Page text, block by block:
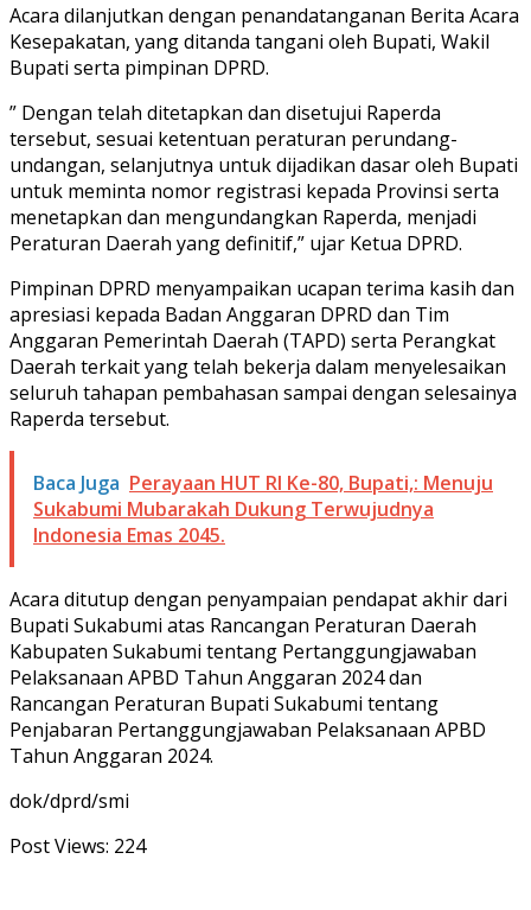
Acara dilanjutkan dengan penandatanganan Berita Acara
Kesepakatan, yang ditanda tangani oleh Bupati, Wakil
Bupati serta pimpinan DPRD.
” Dengan telah ditetapkan dan disetujui Raperda
tersebut, sesuai ketentuan peraturan perundang-
undangan, selanjutnya untuk dijadikan dasar oleh Bupati
untuk meminta nomor registrasi kepada Provinsi serta
menetapkan dan mengundangkan Raperda, menjadi
Peraturan Daerah yang definitif,” ujar Ketua DPRD.
Pimpinan DPRD menyampaikan ucapan terima kasih dan
apresiasi kepada Badan Anggaran DPRD dan Tim
Anggaran Pemerintah Daerah (TAPD) serta Perangkat
Daerah terkait yang telah bekerja dalam menyelesaikan
seluruh tahapan pembahasan sampai dengan selesainya
Raperda tersebut.
Baca Juga Perayaan HUT RI Ke-80, Bupati,: Menuju
Sukabumi Mubarakah Dukung Terwujudnya
Indonesia Emas 2045.
Acara ditutup dengan penyampaian pendapat akhir dari
Bupati Sukabumi atas Rancangan Peraturan Daerah
Kabupaten Sukabumi tentang Pertanggungjawaban
Pelaksanaan APBD Tahun Anggaran 2024 dan
Rancangan Peraturan Bupati Sukabumi tentang
Penjabaran Pertanggungjawaban Pelaksanaan APBD
Tahun Anggaran 2024.
dok/dprd/smi
Post Views: 224